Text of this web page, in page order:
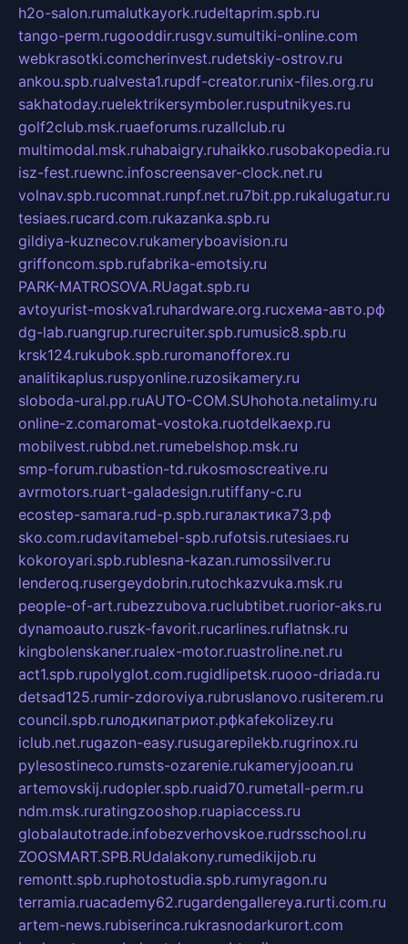
h2o-salon.rumalutkayork.rudeltaprim.spb.ru
tango-perm.rugooddir.rusgv.sumultiki-online.com
webkrasotki.comcherinvest.rudetskiy-ostrov.ru
ankou.spb.rualvesta1.rupdf-creator.runix-files.org.ru
sakhatoday.ruelektrikersymboler.rusputnikyes.ru
golf2club.msk.ruaeforums.ruzallclub.ru
multimodal.msk.ruhabaigry.ruhaikko.rusobakopedia.ru
isz-fest.ruewnc.infoscreensaver-clock.net.ru
volnav.spb.rucomnat.runpf.net.ru7bit.pp.rukalugatur.ru
tesiaes.rucard.com.rukazanka.spb.ru
gildiya-kuznecov.rukameryboavision.ru
griffoncom.spb.rufabrika-emotsiy.ru
PARK-MATROSOVA.RUagat.spb.ru
avtoyurist-moskva1.ruhardware.org.ruсхема-авто.рф
dg-lab.ruangrup.rurecruiter.spb.rumusic8.spb.ru
krsk124.rukubok.spb.ruromanofforex.ru
analitikaplus.ruspyonline.ruzosikamery.ru
sloboda-ural.pp.ruAUTO-COM.SUhohota.netalimy.ru
online-z.comaromat-vostoka.ruotdelkaexp.ru
mobilvest.rubbd.net.rumebelshop.msk.ru
smp-forum.rubastion-td.rukosmoscreative.ru
avrmotors.ruart-galadesign.rutiffany-c.ru
ecostep-samara.rud-p.spb.ruгалактика73.рф
sko.com.rudavitamebel-spb.rufotsis.rutesiaes.ru
kokoroyari.spb.rublesna-kazan.rumossilver.ru
lenderoq.rusergeydobrin.rutochkazvuka.msk.ru
people-of-art.rubezzubova.ruclubtibet.ruorior-aks.ru
dynamoauto.ruszk-favorit.rucarlines.ruflatnsk.ru
kingbolenskaner.rualex-motor.ruastroline.net.ru
act1.spb.rupolyglot.com.rugidlipetsk.ruooo-driada.ru
detsad125.rumir-zdoroviya.rubruslanovo.rusiterem.ru
council.spb.ruлодкипатриот.рфkafekolizey.ru
iclub.net.rugazon-easy.rusugarepilekb.rugrinox.ru
pylesostineco.rumsts-ozarenie.rukameryjooan.ru
artemovskij.rudopler.spb.ruaid70.rumetall-perm.ru
ndm.msk.ruratingzooshop.ruapiaccess.ru
globalautotrade.infobezverhovskoe.rudrsschool.ru
ZOOSMART.SPB.RUdalakony.rumedikijob.ru
remontt.spb.ruphotostudia.spb.rumyragon.ru
terramia.ruacademy62.rugardengallereya.rurti.com.ru
artem-news.rubiserinca.rukrasnodarkurort.com